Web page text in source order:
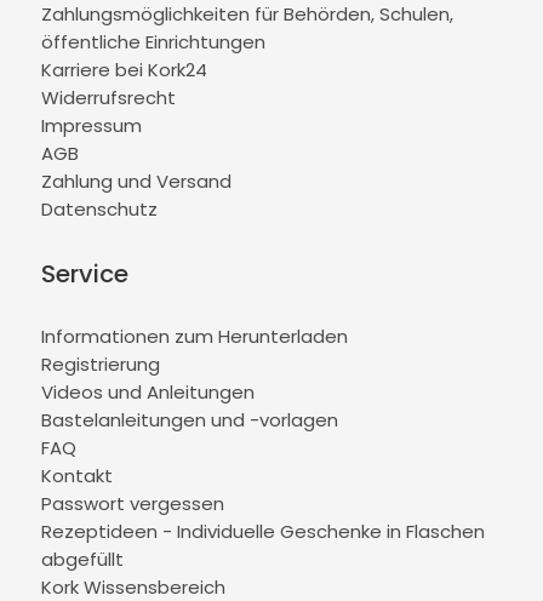
Zahlungsmöglichkeiten für Behörden, Schulen,
öffentliche Einrichtungen
Karriere bei Kork24
Widerrufsrecht
Impressum
AGB
Zahlung und Versand
Datenschutz
Service
Informationen zum Herunterladen
Registrierung
Videos und Anleitungen
Bastelanleitungen und -vorlagen
FAQ
Kontakt
Passwort vergessen
Rezeptideen - Individuelle Geschenke in Flaschen
abgefüllt
Kork Wissensbereich